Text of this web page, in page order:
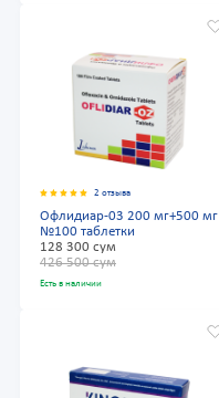
2 отзыва
Офлидиар-03 200 мг+500 мг
№100 таблетки
128 300 сум
426 500 сум
Есть в наличии